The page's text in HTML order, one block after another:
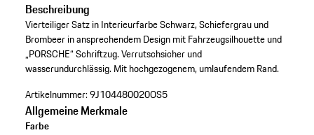
Beschreibung
Vierteiliger Satz in Interieurfarbe Schwarz, Schiefergrau und
Brombeer in ansprechendem Design mit Fahrzeugsilhouette und
„PORSCHE“ Schriftzug. Verrutschsicher und
wasserundurchlässig. Mit hochgezogenem, umlaufendem Rand.
Artikelnummer:9J104480020OS5
Allgemeine Merkmale
Farbe